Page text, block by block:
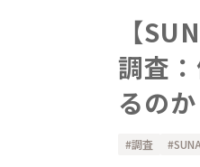
【
調査
るのか
調査